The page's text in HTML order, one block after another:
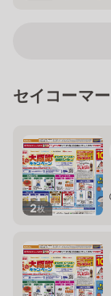
セイコーマ
2枚